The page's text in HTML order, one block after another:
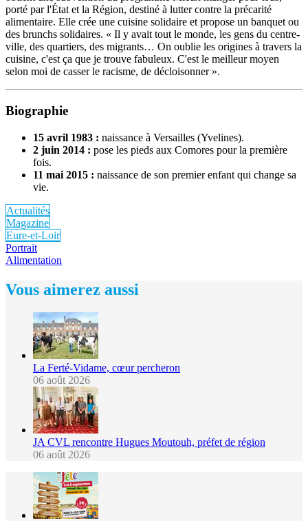
porté par l'État et la Région, destiné à lutter contre la précarité
alimentaire. Elle crée une cuisine solidaire et propose un banquet ou
des brunchs solidaires. « Il y avait tout le monde, les gens du centre-
ville, des quartiers, des migrants… On oublie les origines à travers la
cuisine, c'est ça que je trouve fabuleux. C'est le meilleur moyen
selon moi de casser le racisme, de décloisonner ».
Biographie
15 avril 1983 : naissance à Versailles (Yvelines).
2 juin 2014 : pose les pieds aux Comores pour la première
fois.
11 mai 2015 : naissance de son premier enfant qui change sa
vie.
Actualités
Magazine
Eure-et-Loir
Portrait
Alimentation
Vous aimerez aussi
La Ferté-Vidame, cœur percheron
06 août 2026
JA CVL rencontre Hugues Moutouh, préfet de région
06 août 2026